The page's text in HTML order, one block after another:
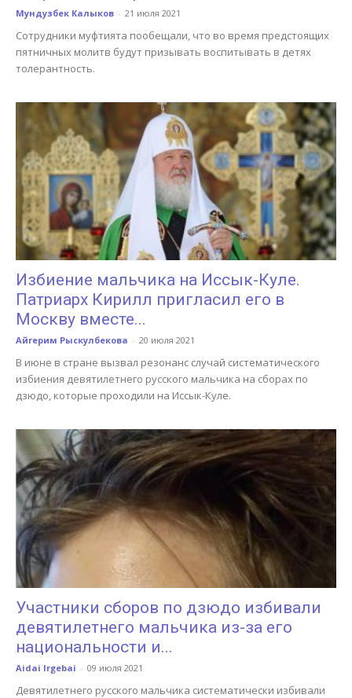
Мундузбек Калыков - 21 июля 2021
Сотрудники муфтията пообещали, что во время предстоящих
пятничных молитв будут призывать воспитывать в детях
толерантность.
Избиение мальчика на Иссык-Куле.
Патриарх Кирилл пригласил его в
Москву вместе...
Айгерим Рыскулбекова - 20 июля 2021
В июне в стране вызвал резонанс случай систематического
избиения девятилетнего русского мальчика на сборах по
дзюдо, которые проходили на Иссык-Куле.
Участники сборов по дзюдо избивали
девятилетнего мальчика из-за его
национальности и...
Aidai Irgebai - 09 июля 2021
Девятилетнего русского мальчика систематически избивали